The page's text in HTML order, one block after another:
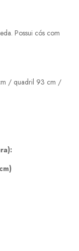
Possui cós com
/ quadril 93 cm /